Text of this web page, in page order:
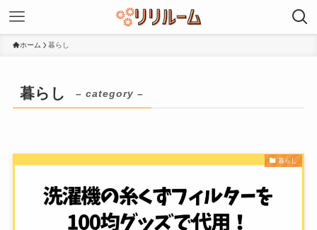
ホーム 暮らし
暮らし – category –
暮らし